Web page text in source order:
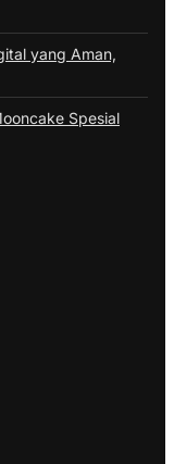
yang Aman,
Spesial